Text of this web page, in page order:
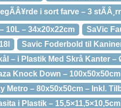
i sort farve – 3
10L – 34x20x22cm
SaVic
Savic Foderbold til
– i Plastik Med Skrå Kanter –
Knock Down –
Metro – 80x50x50cm – Inkl.
i Plastik – 15,5×11,5×10,5cm